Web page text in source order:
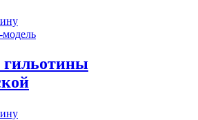
гильотины